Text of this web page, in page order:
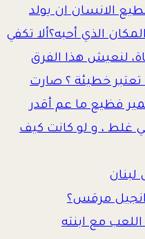
الانسان ان يولد
الذي أحبه؟ألا تكفي
لنعيش هذا الفرق
تعتبر خطيئة ؟ صارت
فظيع ما عم أقدر
غلط ، و لو كانت كيف
لبنان
مرقس؟
اللعب مع ابنته